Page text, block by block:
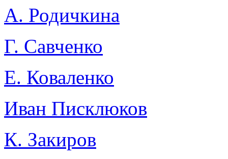
А. Родичкина
Г. Савченко
Е. Коваленко
Иван Писклюков
К. Закиров